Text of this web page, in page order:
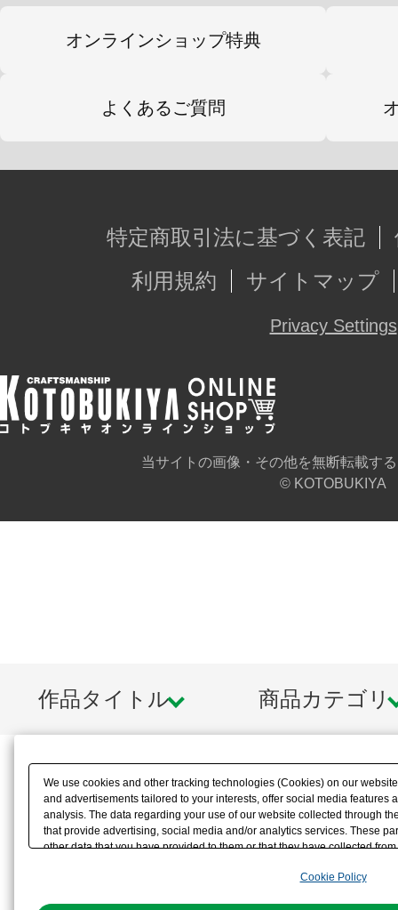
オンラインショップ特典
よくあるご質問
特定商取引法に基づく表記
利用規約
サイトマップ
Privacy Settings
当サイトの画像・その他を無断転載す
© KOTOBUKIYA
作品タイトル 商品カテゴリ
We use cookies and other tracking technologies (Cookies) on our
and advertisements tailored to your interests, offer social media features
analysis. The data regarding your use of our website collected through
that provide advertising, social media and/or analytics services. These
other data that you have provided to them or that they have collected
the use of all Cookies except for Strictly Necessary Cookies, please
Cookie Policy